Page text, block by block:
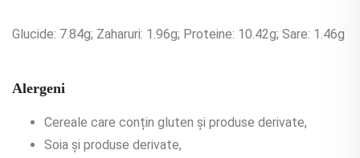
Glucide: 7.84g; Zaharuri: 1.96g; Proteine: 10.42g; Sare: 1.46g
Alergeni
Cereale care conțin gluten și produse derivate,
Soia și produse derivate,